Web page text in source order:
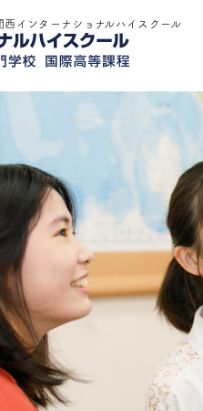
インターナショナルハイスクール